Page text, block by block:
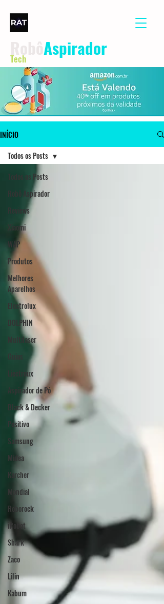
Aspirador
Tech
INÍCIO
Todos os Posts
Robô Aspirador
Reviews
Xiaomi
WAP
Produtos
Melhores
Aparelhos
Electrolux
DOLPHIN
Multilaser
Liectroux
Aspirador de Pó
Black & Decker
Positivo
Samsung
Midea
Karcher
Mondial
Roborock
iRobot
Shark
Zaco
Lilin
Kabum
Todos os Posts